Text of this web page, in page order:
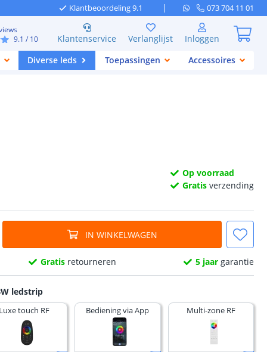
Klantbeoordeling 9.1 073 704 11 01
9.1 / 10 Klantenservice Verlanglijst
Inloggen
Diverse leds Toepassingen Accessoires
Op voorraad
Gratis verzending
IN WINKELWAGEN
Gratis retourneren 5 jaargarantie
ledstrip
Luxe touch RF Bediening via App Multi-zone RF